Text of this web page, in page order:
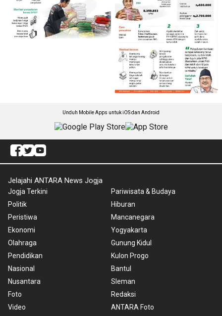
Unduh Mobile Apps untuk iOS dan Android
Jelajahi ANTARA News Jogja
Jogja Terkini
Politik
Peristiwa
Ekonomi
Olahraga
Pendidikan
Nasional
Nusantara
Foto
Video
Pariwisata & Budaya
Hiburan
Mancanegara
Yogyakarta
Gunung Kidul
Kulon Progo
Bantul
Sleman
Redaksi
ANTARA Foto